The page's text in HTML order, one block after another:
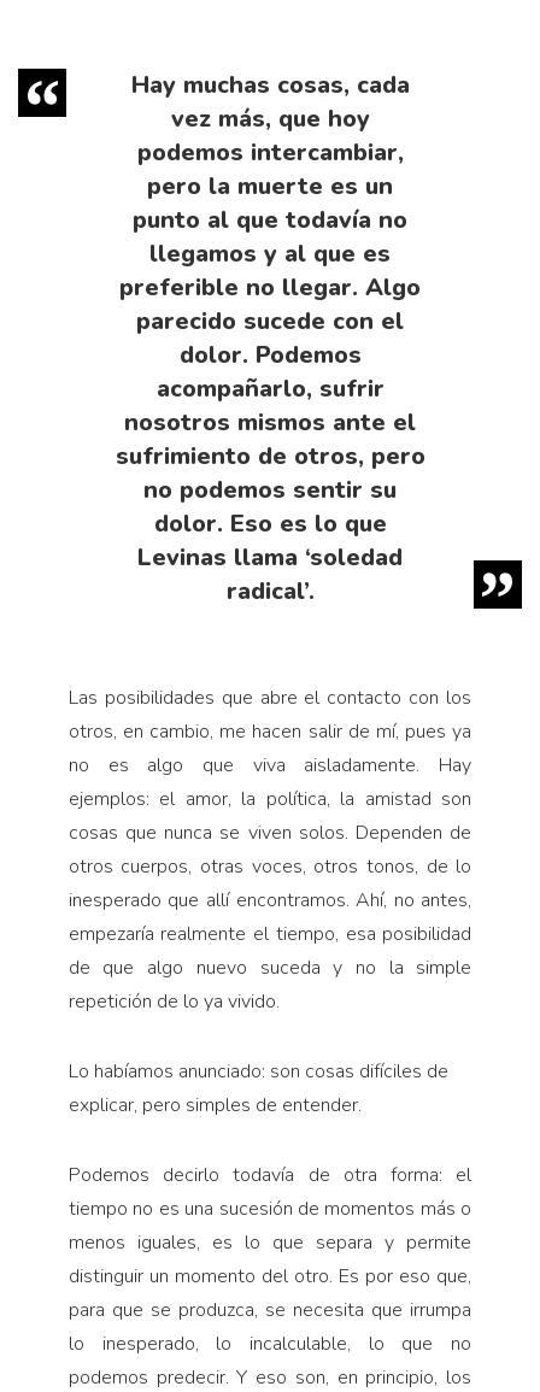
Hay muchas cosas, cada
vez más, que hoy
podemos intercambiar,
pero la muerte es un
punto al que todavía no
llegamos y al que es
preferible no llegar. Algo
parecido sucede con el
dolor. Podemos
acompañarlo, sufrir
nosotros mismos ante el
sufrimiento de otros, pero
no podemos sentir su
dolor. Eso es lo que
Levinas llama ‘soledad
radical’.
Las posibilidades que abre el contacto con los
otros, en cambio, me hacen salir de mí, pues ya
no es algo que viva aisladamen­te. Hay
ejemplos: el amor, la política, la amistad son
cosas que nunca se viven solos. Dependen de
otros cuerpos, otras voces, otros tonos, de lo
inesperado que allí encontramos. Ahí, no antes,
empezaría realmente el tiempo, esa posibilidad
de que algo nuevo suceda y no la simple
repetición de lo ya vivido.
Lo habíamos anunciado: son cosas difíciles de
explicar, pero simples de entender.
Podemos decirlo todavía de otra forma: el
tiempo no es una sucesión de momentos más o
menos iguales, es lo que separa y permite
distinguir un momento del otro. Es por eso que,
para que se produzca, se necesita que irrumpa
lo inesperado, lo incalculable, lo que no
podemos predecir. Y eso son, en principio, los